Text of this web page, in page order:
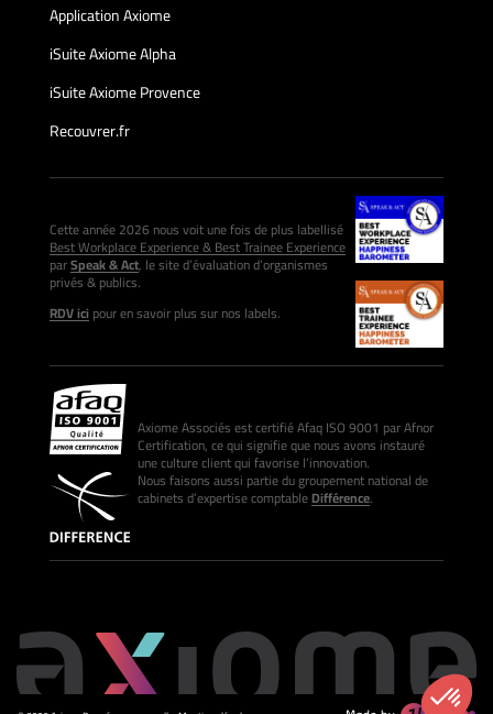
Application Axiome
iSuite Axiome Alpha
iSuite Axiome Provence
Recouvrer.fr
Cette année 2026 nous voit une fois de plus labellisé
Best Workplace Experience & Best Trainee Experience
parSpeak & Act, le site d’évaluation d’organismes
privés & publics.
RDV icipour en savoir plus sur nos labels.
Axiome Associés est certifié Afaq ISO 9001 par Afnor
Certification, ce qui signifie que nous avons instauré
une culture client qui favorise l’innovation.
Nous faisons aussi partie du groupement national de
cabinets d’expertise comptableDifférence.